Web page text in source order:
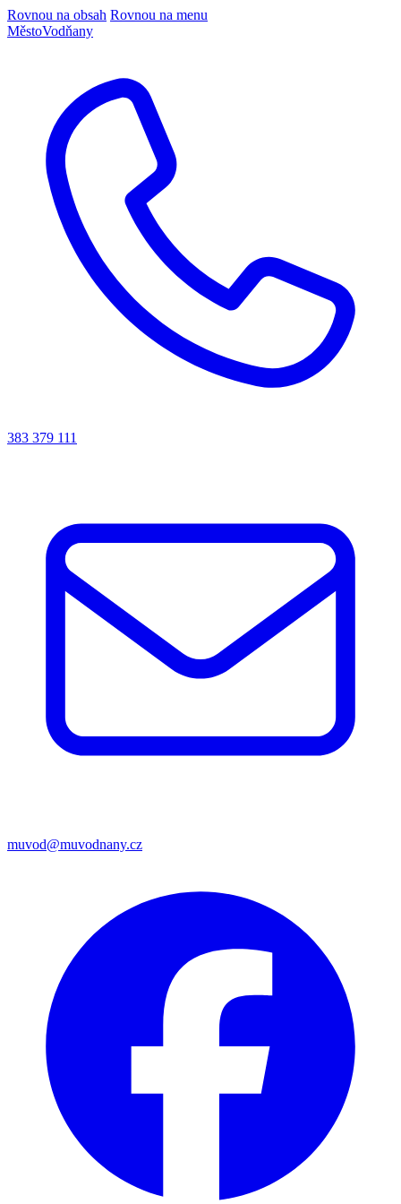
Rovnou na obsah Rovnou na menu
MěstoVodňany
383 379 111
muvod@muvodnany.cz